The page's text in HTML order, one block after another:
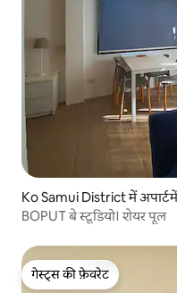
Ko Samui District में
BOPUT बे स्टूडियो। शेयर पूल
गेस्ट्स की फ़ेवरेट
गेस्ट्स की फ़ेवरेट